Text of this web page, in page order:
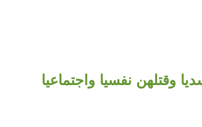
وقتلهن نفسيا واجتماعيا